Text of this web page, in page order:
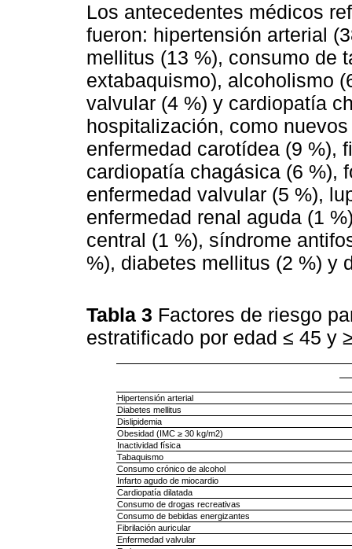
Los antecedentes médicos
fueron: hipertensión arterial
mellitus (13 %), consumo de
extabaquismo), alcoholismo
valvular (4 %) y cardiopatía
hospitalización, como
enfermedad carotídea (9 %),
cardiopatía chagásica (6 %),
enfermedad valvular (5 %),
enfermedad renal aguda (1
central (1 %), síndrome
%), diabetes mellitus (2 %) y
Tabla 3 Factores de riesgo
estratificado por edad ≤ 45 y
Hipertensión arterial
Diabetes mellitus
Dislipidemia
Obesidad (IMC ≥ 30 kg/m2)
Inactividad física
Tabaquismo
Consumo crónico de alcohol
Infarto agudo de miocardio
Cardiopatía dilatada
Consumo de drogas recreativas
Consumo de bebidas energizantes
Fibrilación auricular
Enfermedad valvular